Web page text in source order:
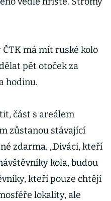
má mít ruské kolo
pět otoček za
hodinu.
část s areálem
zůstanou stávající
zdarma. „Diváci, kteří
kola, budou
kteří pouze chtějí
lokality, ale